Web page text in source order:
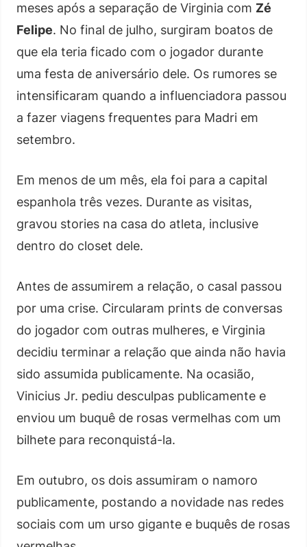
meses após a separação de Virginia com Zé
Felipe. No final de julho, surgiram boatos de
que ela teria ficado com o jogador durante
uma festa de aniversário dele. Os rumores se
intensificaram quando a influenciadora passou
a fazer viagens frequentes para Madri em
setembro.
Em menos de um mês, ela foi para a capital
espanhola três vezes. Durante as visitas,
gravou stories na casa do atleta, inclusive
dentro do closet dele.
Antes de assumirem a relação, o casal passou
por uma crise. Circularam prints de conversas
do jogador com outras mulheres, e Virginia
decidiu terminar a relação que ainda não havia
sido assumida publicamente. Na ocasião,
Vinicius Jr. pediu desculpas publicamente e
enviou um buquê de rosas vermelhas com um
bilhete para reconquistá-la.
Em outubro, os dois assumiram o namoro
publicamente, postando a novidade nas redes
sociais com um urso gigante e buquês de rosas